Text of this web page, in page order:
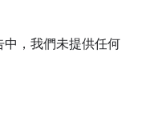
中，我們未提供任何